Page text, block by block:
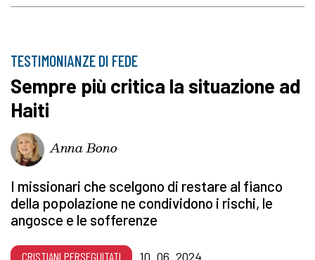
TESTIMONIANZE DI FEDE
Sempre più critica la situazione ad
Haiti
Anna Bono
I missionari che scelgono di restare al fianco
della popolazione ne condividono i rischi, le
angosce e le sofferenze
CRISTIANI PERSEGUITATI 10_06_2024